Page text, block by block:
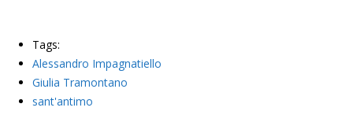
Tags:
Alessandro Impagnatiello
Giulia Tramontano
sant'antimo